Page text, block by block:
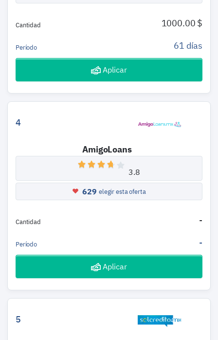
Cantidad 1000.00 $
Período 61 días
Aplicar
4
AmigoLoans
3.8
629 elegir esta oferta
Cantidad -
Período -
Aplicar
5